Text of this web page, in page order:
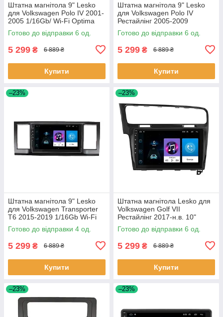
Штатна магнітола 9" Lesko
для Volkswagen Polo IV 2001-
2005 1/16Gb/ Wi-Fi Optima
Вольксваген 6 шт.
Готово до відправки 6 од.
5 299 ₴ 6 889 ₴
Купити
Штатна магнітола 9" Lesko
для Volkswagen Polo IV
Рестайлінг 2005-2009
1/16Gb/ Wi-Fi Optima
Вольксваген 6шт
Готово до відправки 6 од.
5 299 ₴ 6 889 ₴
Купити
–23%
Штатна магнітола 9" Lesko
для Volkswagen Transporter
T6 2015-2019 1/16Gb Wi-Fi
GPS Base Вольксваген 4 шт.
Готово до відправки 4 од.
5 299 ₴ 6 889 ₴
Купити
–23%
Штатна магнітола Lesko для
Volkswagen Golf VII
Рестайлінг 2017-н.в. 10"
1/16Gb Wi-Fi GPS Base 6шт
Готово до відправки 6 од.
5 299 ₴ 6 889 ₴
Купити
–23% –23%